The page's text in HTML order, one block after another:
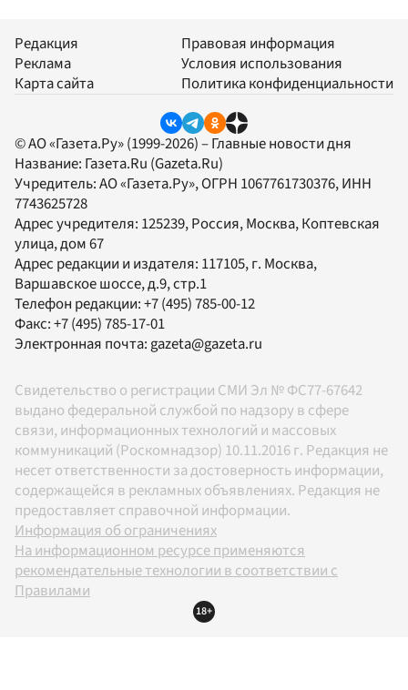
Редакция
Реклама
Карта сайта
Правовая информация
Условия использования
Политика конфиденциальности
© АО «Газета.Ру» (1999-2026) – Главные новости дня
Название: Газета.Ru (Gazeta.Ru)
Учредитель:АО «Газета.Ру», ОГРН 1067761730376, ИНН
7743625728
Адрес учредителя: 125239, Россия, Москва, Коптевская
улица, дом 67
Адрес редакции и издателя: 117105, г. Москва,
Варшавское шоссе, д.9, стр.1
Телефон редакции:+7 (495) 785-00-12
Факс:+7 (495) 785-17-01
Электронная почта:gazeta@gazeta.ru
Свидетельство о регистрации СМИ Эл № ФС77-67642
выдано федеральной службой по надзору в сфере
связи, информационных технологий и массовых
коммуникаций (Роскомнадзор) 10.11.2016 г. Редакция не
несет ответственности за достоверность информации,
содержащейся в рекламных объявлениях. Редакция не
предоставляет справочной информации.
Информация об ограничениях
На информационном ресурсе применяются
рекомендательные технологии в соответствии с
Правилами
18+